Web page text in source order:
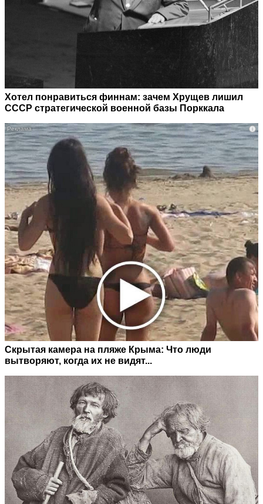
Хотел понравиться финнам: зачем Хрущев лишил
СССР стратегической военной базы Порккала
i
Скрытая камера на пляже Крыма: Что люди
вытворяют, когда их не видят...